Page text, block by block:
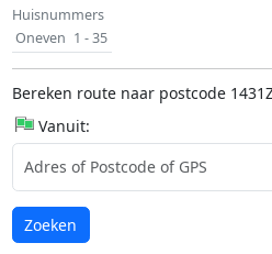
Huisnummers
Oneven 1 - 35
Bereken route naar postcode
Vanuit:
Laden...
Zoeken